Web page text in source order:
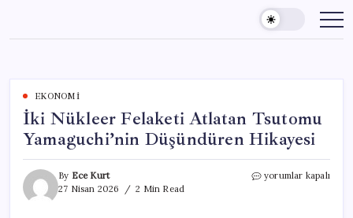
content
EKONOMI
İki Nükleer Felaketi Atlatan Tsutomu
Yamaguchi’nin Düşündüren Hikayesi
By Ece Kurt
27 Nisan 2026
2 Min Read
İki
yorumlar kapalı